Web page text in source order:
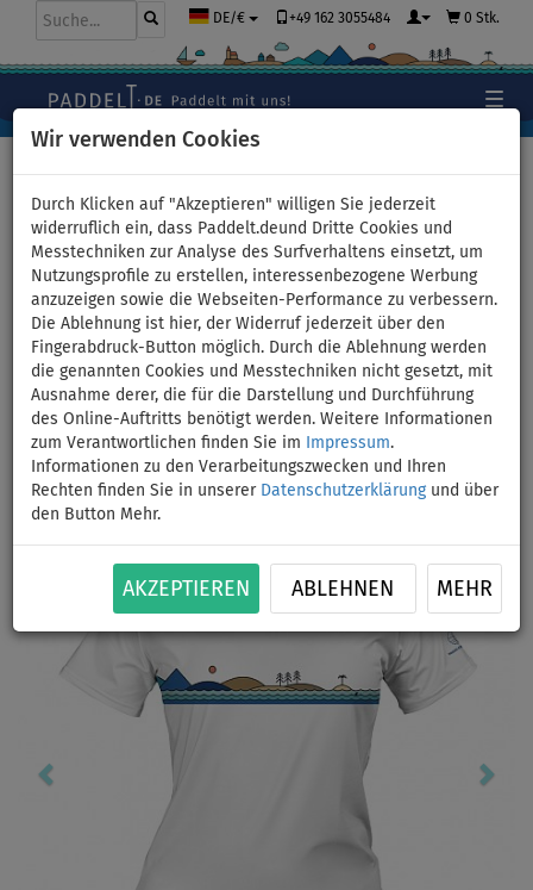
Wir verwenden Cookies
Durch Klicken auf "Akzeptieren" willigen Sie jederzeit
widerruflich ein, dass Paddelt.deund Dritte Cookies und
Messtechniken zur Analyse des Surfverhaltens einsetzt, um
Nutzungsprofile zu erstellen, interessenbezogene Werbung
anzuzeigen sowie die Webseiten-Performance zu verbessern.
Die Ablehnung ist hier, der Widerruf jederzeit über den
Fingerabdruck-Button möglich. Durch die Ablehnung werden
die genannten Cookies und Messtechniken nicht gesetzt, mit
Ausnahme derer, die für die Darstellung und Durchführung
des Online-Auftritts benötigt werden. Weitere Informationen
zum Verantwortlichen finden Sie im
Impressum.
Informationen zu den Verarbeitungszwecken und Ihren
Rechten finden Sie in unserer Datenschutzerklärungund über
den Button Mehr.
AKZEPTIEREN ABLEHNEN MEHR
DE/€ +49 162 3055484 0 Stk.
T-Shirt Damen
PADDLEBOARDING WHITE lycra
kurzarm - Größe: XL
BIS
-16 %
UNSER
TIPP
Previous